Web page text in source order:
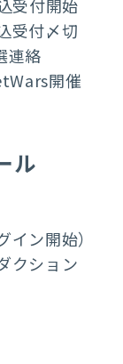
付開始
受付〆切
絡
開催
ル
開始）
ョン